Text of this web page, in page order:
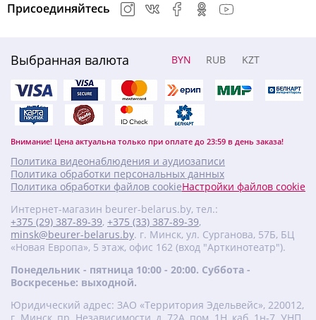
Выбранная валюта BYN RUB KZT
Внимание! Цена актуальна только при оплате до 23:59 в день заказа!
Присоединяйтесь
Политика видеонаблюдения и аудиозаписи
Политика обработки персональных данных
Политика обработки файлов cookieНастройки файлов cookie
Интернет-магазин beurer-belarus.by, тел.:
+375 (29) 387-89-39, +375 (33) 387-89-39,
minsk@beurer-belarus.by. г. Минск, ул. Сурганова, 57Б, БЦ
«Новая Европа», 5 этаж, офис 162 (вход "Арткинотеатр").
Понедельник - пятница 10:00 - 20:00. Суббота -
Воскресенье: выходной.
Юридический адрес: ЗАО «Территория Эдельвейс», 220012,
г. Минск, пр. Независимости, д. 72А, пом. 1Н, каб. 1н-7. УНП